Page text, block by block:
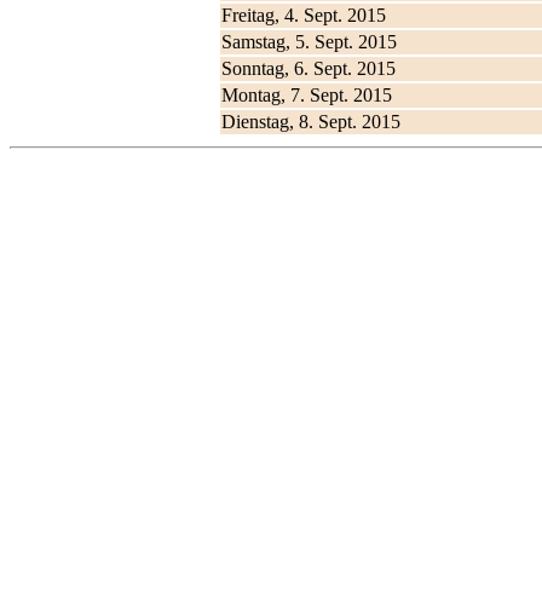
Freitag, 4. Sept. 2015
Samstag, 5. Sept. 2015
Sonntag, 6. Sept. 2015
Montag, 7. Sept. 2015
Dienstag, 8. Sept. 2015